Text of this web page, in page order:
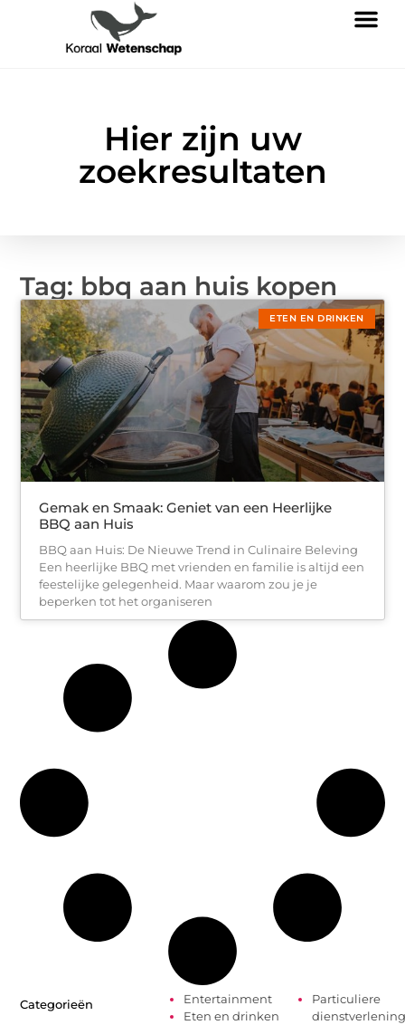
Hier zijn uw
zoekresultaten
Tag: bbq aan huis kopen
ETEN EN DRINKEN
Gemak en Smaak: Geniet van een Heerlijke
BBQ aan Huis
BBQ aan Huis: De Nieuwe Trend in Culinaire Beleving
Een heerlijke BBQ met vrienden en familie is altijd een
feestelijke gelegenheid. Maar waarom zou je je
beperken tot het organiseren
Categorieën
Entertainment
Eten en drinken
Particuliere
dienstverlening